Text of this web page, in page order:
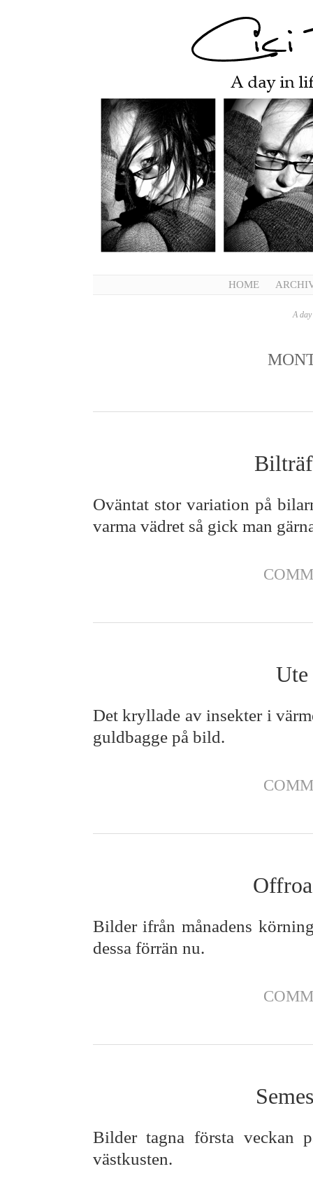
HOME
A
Oväntat stor variation på
varma vädret så gick man
Ute
Det kryllade av insekter i
guldbagge på bild.
Bilder ifrån månadens
dessa förrän nu.
Bilder tagna första veckan
västkusten.